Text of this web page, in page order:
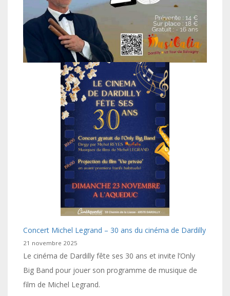
Concert Michel Legrand – 30 ans du cinéma de Dardilly
21 novembre 2025
Le cinéma de Dardilly fête ses 30 ans et invite l’Only
Big Band pour jouer son programme de musique de
film de Michel Legrand.